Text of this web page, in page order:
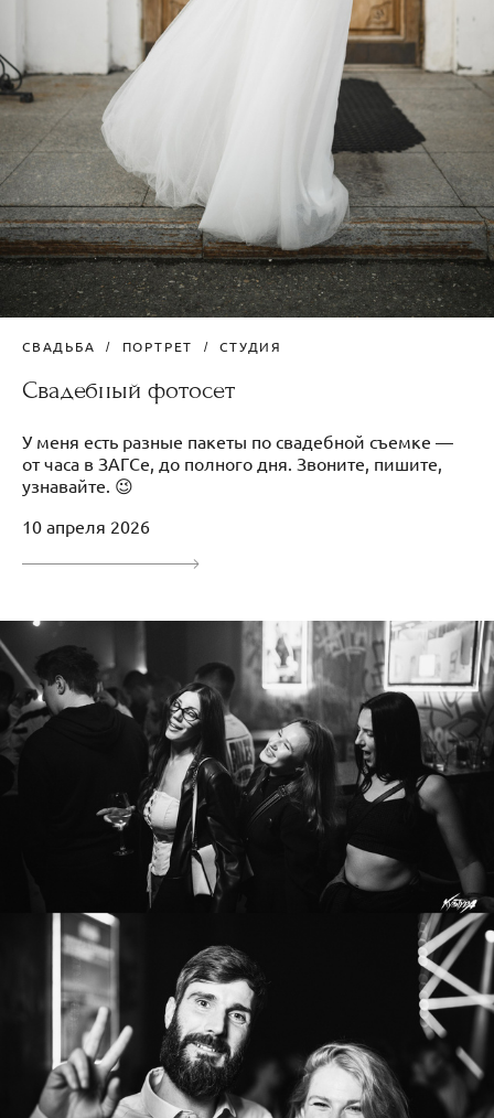
СВАДЬБА ПОРТРЕТ СТУДИЯ
Свадебный фотосет
У меня есть разные пакеты по свадебной съемке —
от часа в ЗАГСе, до полного дня. Звоните, пишите,
узнавайте. 😉
10 апреля 2026